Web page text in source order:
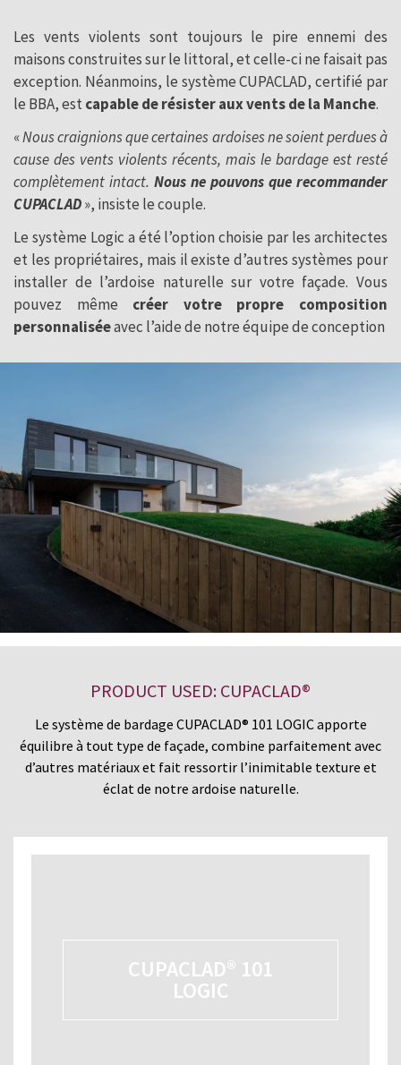
Les vents violents sont toujours le pire ennemi des
maisons construites sur le littoral, et celle-ci ne faisait pas
exception. Néanmoins, le système CUPACLAD, certifié par
le BBA, est capable de résister aux vents de la Manche.
«Nous craignions que certaines ardoises ne soient perdues à
cause des vents violents récents, mais le bardage est resté
complètement intact. Nous ne pouvons que recommander
CUPACLAD», insiste le couple.
Le système Logic a été l’option choisie par les architectes
et les propriétaires, mais il existe d’autres systèmes pour
installer de l’ardoise naturelle sur votre façade. Vous
pouvez même créer votre propre composition
personnaliséeavec l’aide de notre équipe de conception
PRODUCT USED: CUPACLAD®
Le système de bardage CUPACLAD® 101 LOGIC apporte
équilibre à tout type de façade, combine parfaitement avec
d’autres matériaux et fait ressortir l’inimitable texture et
éclat de notre ardoise naturelle.
CUPACLAD® 101
LOGIC